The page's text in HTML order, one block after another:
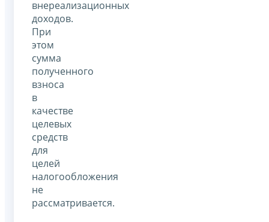
внереализационных
доходов.
При
этом
сумма
полученного
взноса
в
качестве
целевых
средств
для
целей
налогообложения
не
рассматривается.